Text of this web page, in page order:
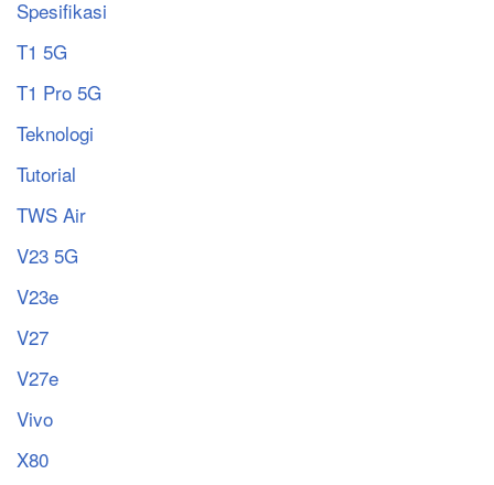
Spesifikasi
T1 5G
T1 Pro 5G
Teknologi
Tutorial
TWS Air
V23 5G
V23e
V27
V27e
Vivo
X80